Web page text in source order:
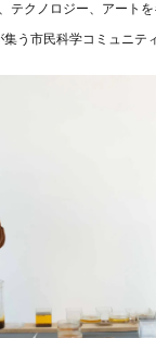
クノロジー、アートを
う市民科学コミュニテ